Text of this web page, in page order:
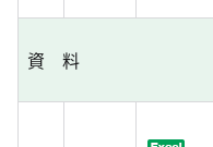
資 料